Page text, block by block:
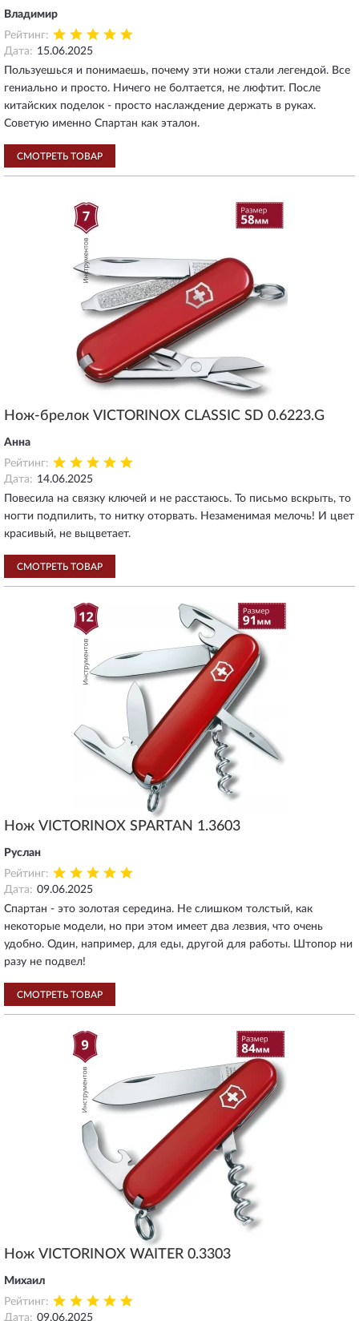
Владимир
Рейтинг:
Дата: 15.06.2025
Пользуешься и понимаешь, почему эти ножи стали легендой. Все
гениально и просто. Ничего не болтается, не люфтит. После
китайских поделок - просто наслаждение держать в руках.
Советую именно Спартан как эталон.
СМОТРЕТЬ ТОВАР
Нож-брелок VICTORINOX CLASSIC SD 0.6223.G
Анна
Рейтинг:
Дата: 14.06.2025
Повесила на связку ключей и не расстаюсь. То письмо вскрыть, то
ногти подпилить, то нитку оторвать. Незаменимая мелочь! И цвет
красивый, не выцветает.
СМОТРЕТЬ ТОВАР
Нож VICTORINOX SPARTAN 1.3603
Руслан
Рейтинг:
Дата: 09.06.2025
Спартан - это золотая середина. Не слишком толстый, как
некоторые модели, но при этом имеет два лезвия, что очень
удобно. Один, например, для еды, другой для работы. Штопор ни
разу не подвел!
СМОТРЕТЬ ТОВАР
Нож VICTORINOX WAITER 0.3303
Михаил
Рейтинг:
Дата: 09.06.2025